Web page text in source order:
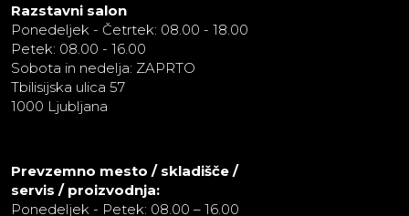
Razstavni salon
Ponedeljek - Četrtek: 08.00 - 18.00
Petek: 08.00 - 16.00
Sobota in nedelja: ZAPRTO
Tbilisijska ulica 57
1000 Ljubljana
Prevzemno mesto / skladišče /
servis / proizvodnja:
Ponedeljek - Petek: 08.00 – 16.00